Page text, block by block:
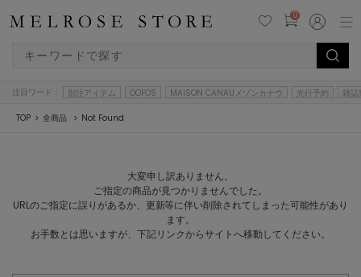
0
注目ワード： 別注アイテム OOFOS MAISON CANAUメゾンカナウ 先行予約 雑誌
TOP 全商品 Not Found
大変申し訳ありません。
ご指定の商品が見つかりませんでした。
URLのご指定に誤りがあるか、更新等に伴い削除されてしまった可能性があり
ます。
お手数とは思いますが、下記リンクからサイトへ移動してください。